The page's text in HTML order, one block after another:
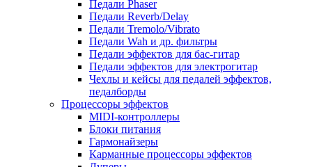
Педали Phaser
Педали Reverb/Delay
Педали Tremolo/Vibrato
Педали Wah и др. фильтры
Педали эффектов для бас-гитар
Педали эффектов для электрогитар
Чехлы и кейсы для педалей эффектов,
педалборды
Процессоры эффектов
MIDI-контроллеры
Блоки питания
Гармонайзеры
Карманные процессоры эффектов